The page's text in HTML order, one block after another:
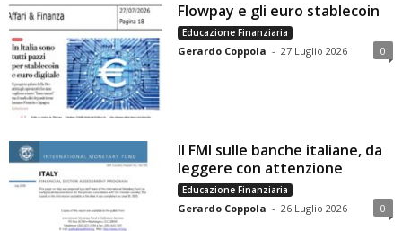
Flowpay e gli euro stablecoin
Educazione Finanziaria
Gerardo Coppola - 27 Luglio 2026 0
Il FMI sulle banche italiane, da
leggere con attenzione
Educazione Finanziaria
Gerardo Coppola - 26 Luglio 2026 0